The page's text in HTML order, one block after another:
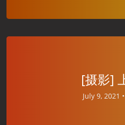
[摄影]
July 9, 2021 •